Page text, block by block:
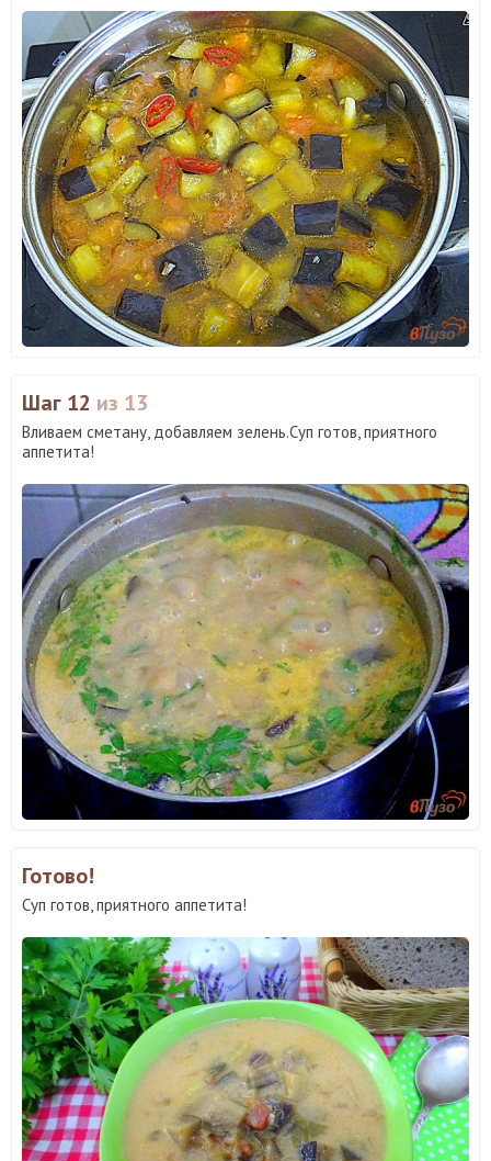
Шаг 12 из 13
Вливаем сметану, добавляем зелень.Суп готов, приятного
аппетита!
Готово!
Суп готов, приятного аппетита!